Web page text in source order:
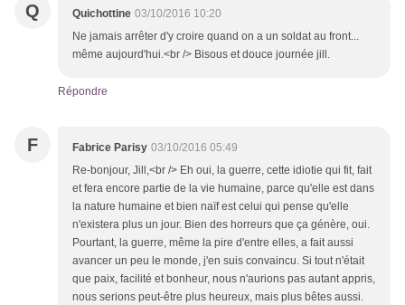
Q Quichottine 03/10/2016 10:20
Ne jamais arrêter d'y croire quand on a un soldat au front...
même aujourd'hui.<br /> Bisous et douce journée jill.
Répondre
F Fabrice Parisy 03/10/2016 05:49
Re-bonjour, Jill,<br /> Eh oui, la guerre, cette idiotie qui fit, fait
et fera encore partie de la vie humaine, parce qu'elle est dans
la nature humaine et bien naïf est celui qui pense qu'elle
n'existera plus un jour. Bien des horreurs que ça génère, oui.
Pourtant, la guerre, même la pire d'entre elles, a fait aussi
avancer un peu le monde, j'en suis convaincu. Si tout n'était
que paix, facilité et bonheur, nous n'aurions pas autant appris,
nous serions peut-être plus heureux, mais plus bêtes aussi.